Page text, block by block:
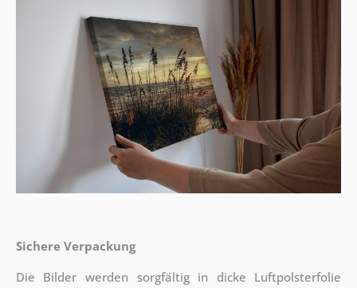
Sichere Verpackung
Die Bilder werden sorgfältig in dicke Luftpolsterfolie